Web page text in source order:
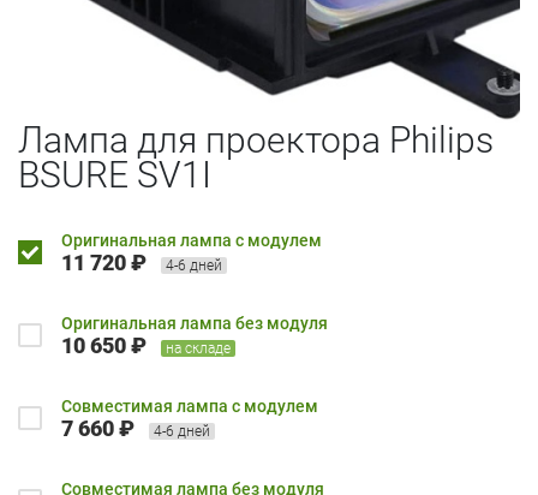
Лампа для проектора Philips
BSURE SV1I
Оригинальная лампа с модулем
11 720 ₽ 4-6 дней
Оригинальная лампа без модуля
10 650 ₽ на складе
Совместимая лампа с модулем
7 660 ₽ 4-6 дней
Совместимая лампа без модуля